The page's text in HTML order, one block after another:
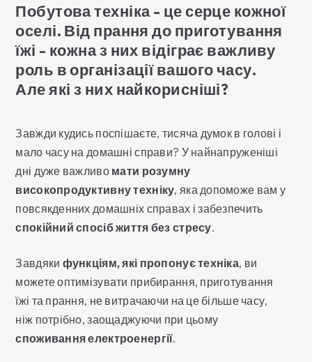
Побутова техніка - це серце кожної
оселі. Від прання до приготування
їжі - кожна з них відіграє важливу
роль в організації вашого часу.
Але які з них найкорисніші?
Завжди кудись поспішаєте, тисяча думок в голові і
мало часу на домашні справи? У найнапруженіші
дні дуже важливо мати розумну
високопродуктивну техніку, яка допоможе вам у
повсякденних домашніх справах і забезпечить
спокійний спосіб життя без стресу.
Завдяки функціям, які пропонує техніка, ви
можете оптимізувати прибирання, приготування
їжі та прання, не витрачаючи на це більше часу,
ніж потрібно, заощаджуючи при цьому
споживання електроенергії.